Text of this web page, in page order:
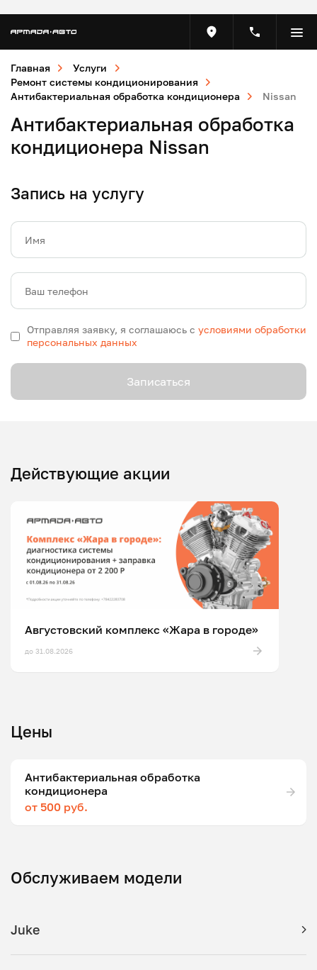
Главная
Услуги
Ремонт системы кондиционирования
Антибактериальная обработка кондиционера
Nissan
Антибактериальная обработка
кондиционера Nissan
Запись на услугу
Имя
Ваш телефон
Отправляя заявку, я соглашаюсь с условиями обработки
персональных данных
Записаться
Действующие акции
Августовский комплекс «Жара в городе»
до 31.08.2026
Цены
Антибактериальная обработка
кондиционера
от 500 руб.
Обслуживаем модели
Juke